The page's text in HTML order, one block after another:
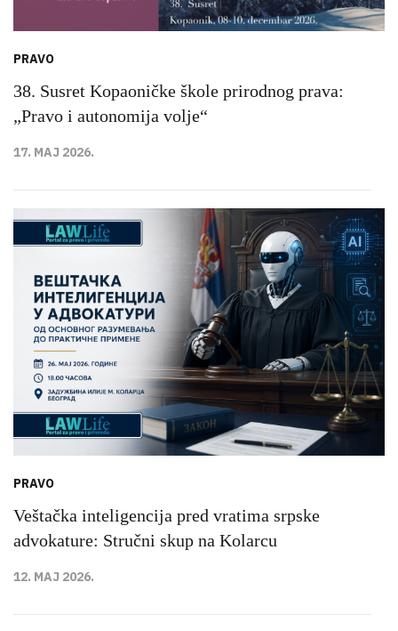
PRAVO
38. Susret Kopaoničke škole prirodnog prava:
„Pravo i autonomija volje“
17. MAJ 2026.
PRAVO
Veštačka inteligencija pred vratima srpske
advokature: Stručni skup na Kolarcu
12. MAJ 2026.